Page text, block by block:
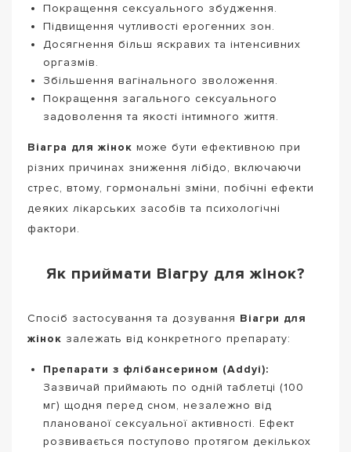
Покращення сексуального збудження.
Підвищення чутливості ерогенних зон.
Досягнення більш яскравих та інтенсивних
оргазмів.
Збільшення вагінального зволоження.
Покращення загального сексуального
задоволення та якості інтимного життя.
Віагра для жінок може бути ефективною при
різних причинах зниження лібідо, включаючи
стрес, втому, гормональні зміни, побічні ефекти
деяких лікарських засобів та психологічні
фактори.
Як приймати Віагру для жінок?
Спосіб застосування та дозування Віагри для
жінок залежать від конкретного препарату:
Препарати з флібансерином (Addyi):
Зазвичай приймають по одній таблетці (100
мг) щодня перед сном, незалежно від
планованої сексуальної активності. Ефект
розвивається поступово протягом декількох